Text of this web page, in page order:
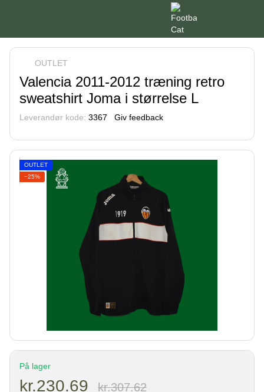
OUTLET
Valencia 2011-2012 træning retro
sweatshirt Joma i størrelse L
Leverandør kode: 3367 Giv feedback
OUTLET
−25%
På lager
kr.230.69 kr.307.62